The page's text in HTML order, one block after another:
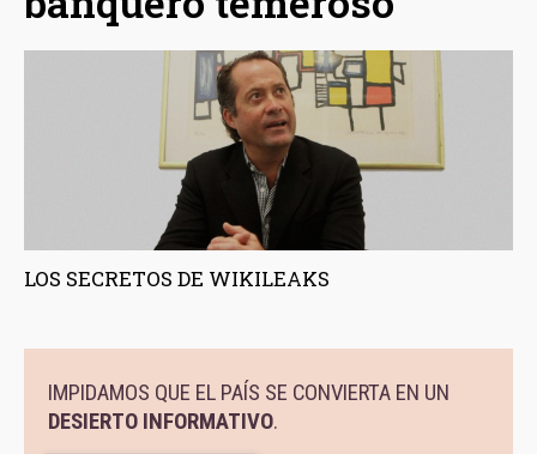
LOS SECRETOS DE WIKILEAKS
IMPIDAMOS QUE EL PAÍS SE CONVIERTA EN UN
DESIERTO INFORMATIVO.